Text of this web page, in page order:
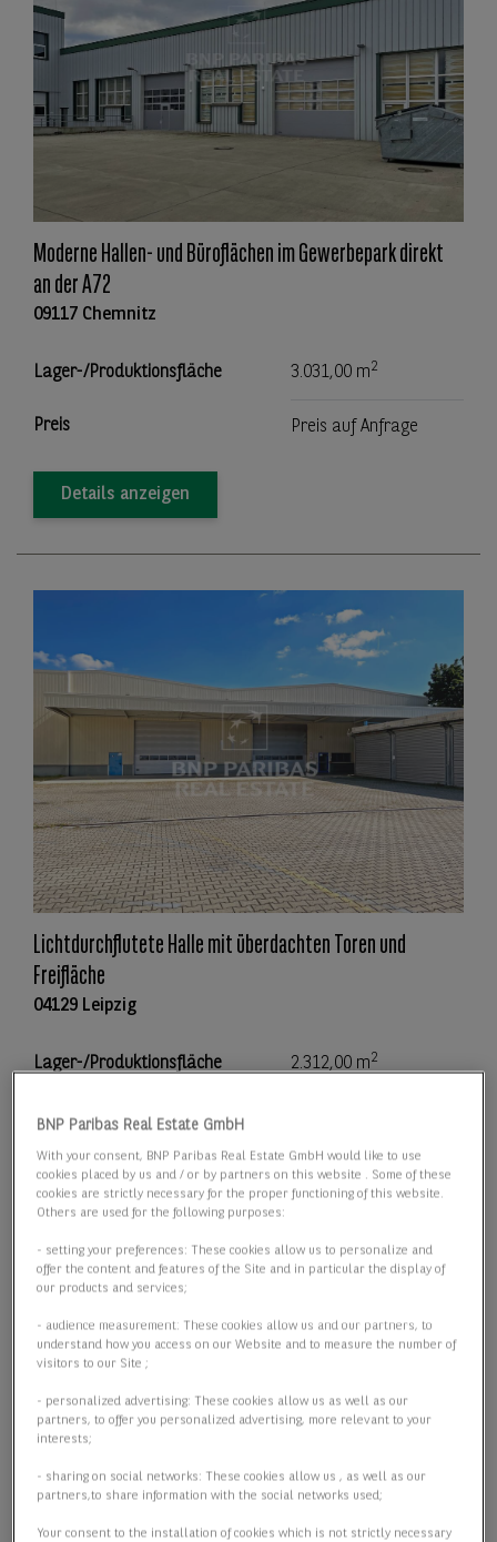
Moderne Hallen- und Büroflächen im Gewerbepark direkt
an der A72
09117 Chemnitz
Lager-/Produktionsfläche 3.031,00 m2
Preis Preis auf Anfrage
Details anzeigen
Lichtdurchflutete Halle mit überdachten Toren und
Freifläche
04129 Leipzig
Lager-/Produktionsfläche 2.312,00 m2
Teilbar ab
Preis Preis auf Anfrage
BNP Paribas Real Estate GmbH
With your consent, BNP Paribas Real Estate GmbH would like to use
cookies placed by us and / or by partners on this website . Some of these
cookies are strictly necessary for the proper functioning of this website.
Others are used for the following purposes:
- setting your preferences: These cookies allow us to personalize and
offer the content and features of the Site and in particular the display of
our products and services;
- audience measurement: These cookies allow us and our partners, to
understand how you access on our Website and to measure the number of
visitors to our Site ;
- personalized advertising: These cookies allow us as well as our
partners, to offer you personalized advertising, more relevant to your
interests;
- sharing on social networks: These cookies allow us , as well as our
partners,to share information with the social networks used;
Your consent to the installation of cookies which is not strictly necessary